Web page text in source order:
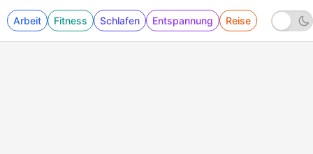
Arbeit Fitness Schlafen Entspannung Reise